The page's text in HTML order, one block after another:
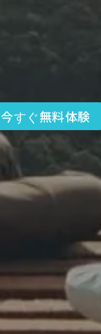
今すぐ無料体験